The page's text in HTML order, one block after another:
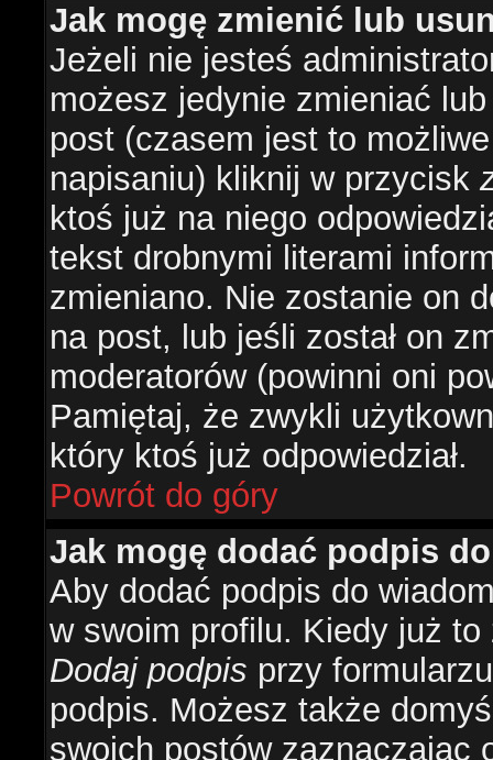
Jak mogę zmienić lub
Jeżeli nie jesteś
możesz jedynie zmieniać
post (czasem jest to
napisaniu) kliknij w przycisk
ktoś już na niego
tekst drobnymi literami
zmieniano. Nie zostanie on
na post, lub jeśli został on
moderatorów (powinni oni
Pamiętaj, że zwykli
który ktoś już odpowiedział.
Powrót do góry
Jak mogę dodać podpis
Aby dodać podpis do
w swoim profilu. Kiedy już
Dodaj podpis przy
podpis. Możesz także
swoich postów zaznaczając